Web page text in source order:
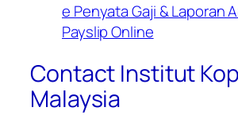
e Penyata Gaji & Laporan
Payslip Online
Contact Institut
Malaysia